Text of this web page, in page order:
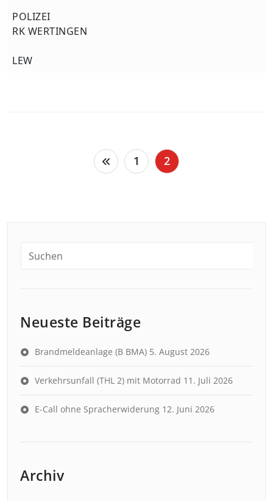
POLIZEI
RK WERTINGEN
LEW
Seitennummerierung
1 2
Neueste Beiträge
Brandmeldeanlage (B BMA) 5. August 2026
Verkehrsunfall (THL 2) mit Motorrad 11. Juli 2026
E-Call ohne Spracherwiderung 12. Juni 2026
Archiv